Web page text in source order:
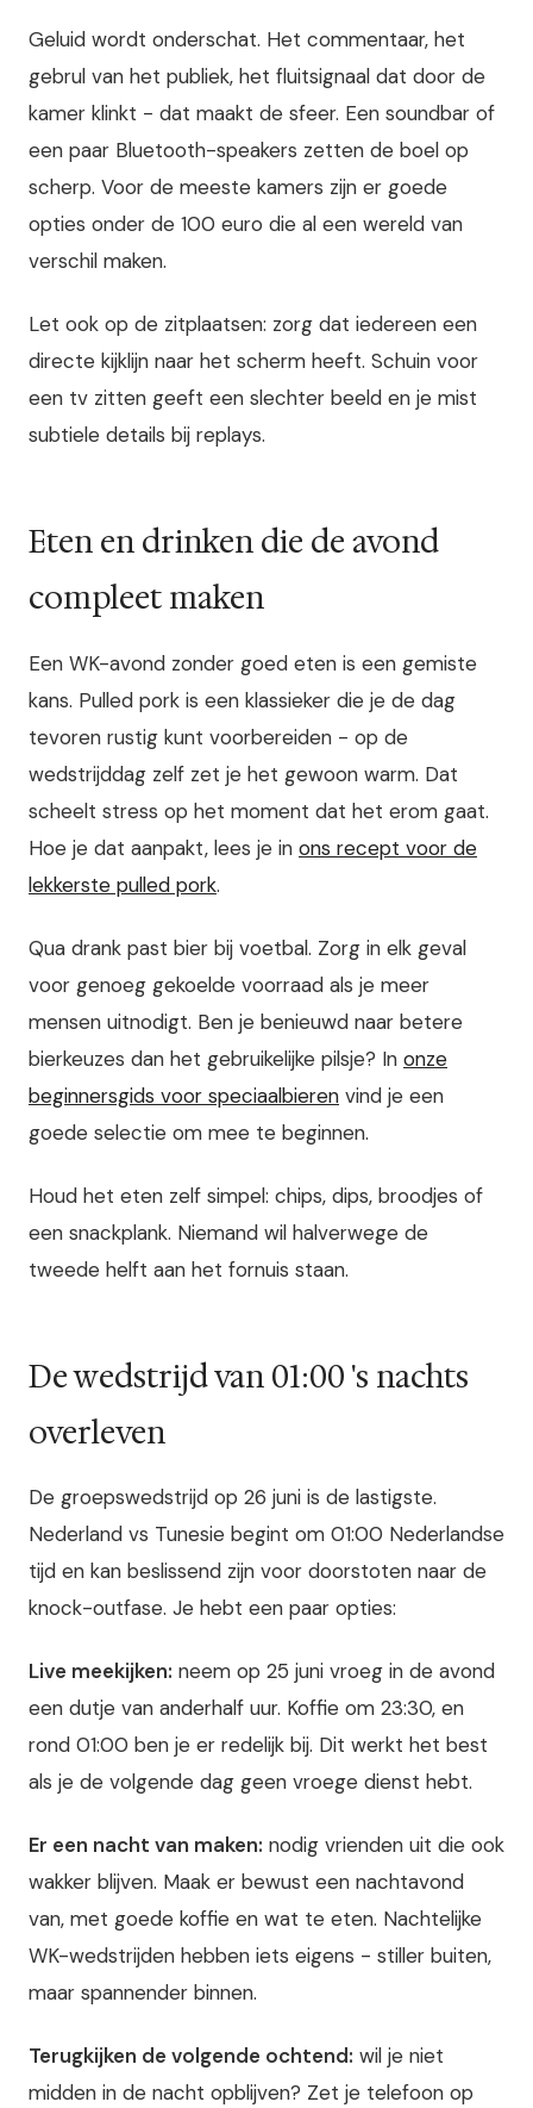
Geluid wordt onderschat. Het commentaar, het
gebrul van het publiek, het fluitsignaal dat door de
kamer klinkt - dat maakt de sfeer. Een soundbar of
een paar Bluetooth-speakers zetten de boel op
scherp. Voor de meeste kamers zijn er goede
opties onder de 100 euro die al een wereld van
verschil maken.
Let ook op de zitplaatsen: zorg dat iedereen een
directe kijklijn naar het scherm heeft. Schuin voor
een tv zitten geeft een slechter beeld en je mist
subtiele details bij replays.
Eten en drinken die de avond
compleet maken
Een WK-avond zonder goed eten is een gemiste
kans. Pulled pork is een klassieker die je de dag
tevoren rustig kunt voorbereiden - op de
wedstrijddag zelf zet je het gewoon warm. Dat
scheelt stress op het moment dat het erom gaat.
Hoe je dat aanpakt, lees je in ons recept voor de
lekkerste pulled pork.
Qua drank past bier bij voetbal. Zorg in elk geval
voor genoeg gekoelde voorraad als je meer
mensen uitnodigt. Ben je benieuwd naar betere
bierkeuzes dan het gebruikelijke pilsje? In onze
beginnersgids voor speciaalbieren vind je een
goede selectie om mee te beginnen.
Houd het eten zelf simpel: chips, dips, broodjes of
een snackplank. Niemand wil halverwege de
tweede helft aan het fornuis staan.
De wedstrijd van 01:00 's nachts
overleven
De groepswedstrijd op 26 juni is de lastigste.
Nederland vs Tunesie begint om 01:00 Nederlandse
tijd en kan beslissend zijn voor doorstoten naar de
knock-outfase. Je hebt een paar opties:
Live meekijken: neem op 25 juni vroeg in de avond
een dutje van anderhalf uur. Koffie om 23:30, en
rond 01:00 ben je er redelijk bij. Dit werkt het best
als je de volgende dag geen vroege dienst hebt.
Er een nacht van maken: nodig vrienden uit die ook
wakker blijven. Maak er bewust een nachtavond
van, met goede koffie en wat te eten. Nachtelijke
WK-wedstrijden hebben iets eigens - stiller buiten,
maar spannender binnen.
Terugkijken de volgende ochtend: wil je niet
midden in de nacht opblijven? Zet je telefoon op